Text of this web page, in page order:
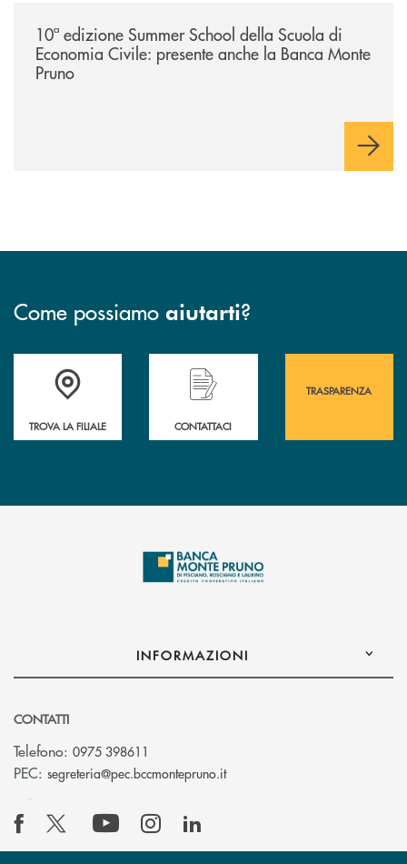
10ª edizione Summer School della Scuola di
Economia Civile: presente anche la Banca Monte
Pruno
Come possiamo aiutarti?
Accedi all' elenco completo&nbsp; delle&nbsp; filiali&nbsp; di Banca
TROVA LA FILIALE
Hai bisogno di assistenza immediata?
CONTATTACI
TRASPARENZA
INFORMAZIONI
CONTATTI
Telefono: 0975 398611
PEC: segreteria@pec.bccmontepruno.it(si apre l’app di posta